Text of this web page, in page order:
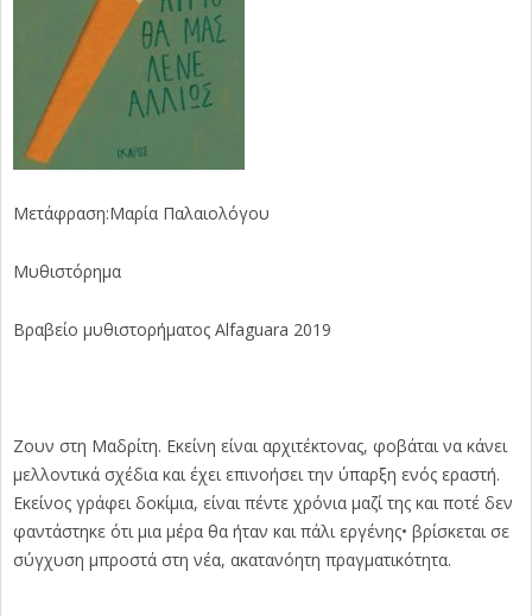
Μετάφραση:Μαρία Παλαιολόγου
Μυθιστόρημα
Βραβείο μυθιστορήματος Alfaguara 2019
Ζουν στη Μαδρίτη. Εκείνη είναι αρχιτέκτονας, φοβάται να κάνει
μελλοντικά σχέδια και έχει επινοήσει την ύπαρξη ενός εραστή.
Εκείνος γράφει δοκίμια, είναι πέντε χρόνια μαζί της και ποτέ δεν
φαντάστηκε ότι μια μέρα θα ήταν και πάλι εργένης• βρίσκεται σε
σύγχυση μπροστά στη νέα, ακατανόητη πραγματικότητα.